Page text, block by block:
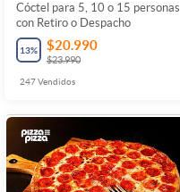
Cóctel para 5, 10 o 15 personas
con Retiro o Despacho
13% $20.990
$23.990
247Vendidos